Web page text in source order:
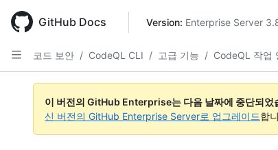
main
content
GitHub Docs Version: Enterprise Server
코드 보안 / CodeQL CLI / 고급 기능 / CodeQL 작업
이 버전의 GitHub Enterprise는 다음 날짜에 중단되었
신 버전의 GitHub Enterprise Server로 업그레이드합